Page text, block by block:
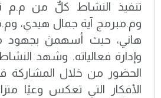
تنفيذ النشاط كلٌّ من م.م
وم.مبرمج آية جمال هيدي،
هاني، حيث أسهمنَ بجهود
وإدارة فعالياته. وشهد
الحضور من خلال المشاركة
الأفكار التي تعكس وعيًا